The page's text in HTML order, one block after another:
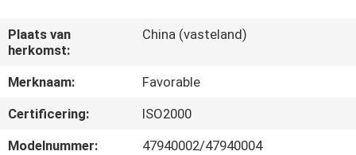
ONS
FABRIEKSREIS
KWALITEITSCONTROLE
Plaats van
herkomst:
China (vasteland)
Merknaam:
Favorable
Certificering:
ISO2000
Modelnummer:
47940002/47940004